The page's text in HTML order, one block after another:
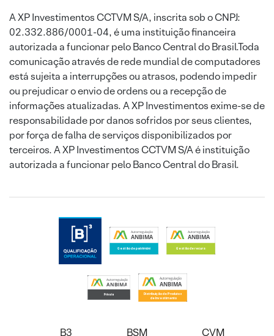
A XP Investimentos CCTVM S/A, inscrita sob o CNPJ:
02.332.886/0001-04, é uma instituição financeira
autorizada a funcionar pelo Banco Central do Brasil.Toda
comunicação através de rede mundial de computadores
está sujeita a interrupções ou atrasos, podendo impedir
ou prejudicar o envio de ordens ou a recepção de
informações atualizadas. A XP Investimentos exime-se de
responsabilidade por danos sofridos por seus clientes,
por força de falha de serviços disponibilizados por
terceiros. A XP Investimentos CCTVM S/A é instituição
autorizada a funcionar pelo Banco Central do Brasil.
B3 BSM CVM